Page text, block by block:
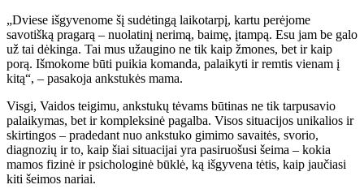
„Dviese išgyvenome šį sudėtingą laikotarpį, kartu perėjome
savotišką pragarą – nuolatinį nerimą, baimę, įtampą. Esu jam be galo
už tai dėkinga. Tai mus užaugino ne tik kaip žmones, bet ir kaip
porą. Išmokome būti puikia komanda, palaikyti ir remtis vienam į
kitą“, – pasakoja ankstukės mama.
Visgi, Vaidos teigimu, ankstukų tėvams būtinas ne tik tarpusavio
palaikymas, bet ir kompleksinė pagalba. Visos situacijos unikalios ir
skirtingos – pradedant nuo ankstuko gimimo savaitės, svorio,
diagnozių ir to, kaip šiai situacijai yra pasiruošusi šeima – kokia
mamos fizinė ir psichologinė būklė, ką išgyvena tėtis, kaip jaučiasi
kiti šeimos nariai.